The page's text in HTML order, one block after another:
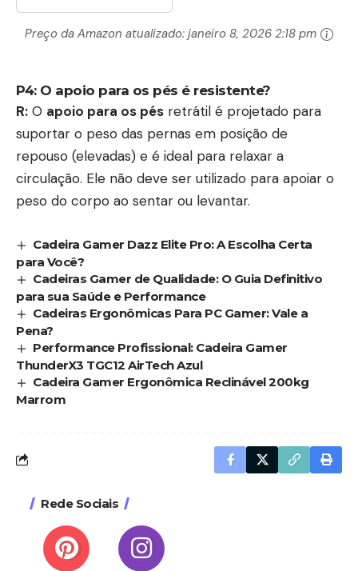
Preço da Amazon atualizado:janeiro 8, 2026 2:18 pm
P4: O apoio para os pés é resistente?
R: O apoio para os pés retrátil é projetado para
suportar o peso das pernas em posição de
repouso (elevadas) e é ideal para relaxar a
circulação. Ele não deve ser utilizado para apoiar o
peso do corpo ao sentar ou levantar.
Cadeira Gamer Dazz Elite Pro: A Escolha Certa
para Você?
Cadeiras Gamer de Qualidade: O Guia Definitivo
para sua Saúde e Performance
Cadeiras Ergonômicas Para PC Gamer: Vale a
Pena?
Performance Profissional: Cadeira Gamer
ThunderX3 TGC12 AirTech Azul
Cadeira Gamer Ergonômica Reclinável 200kg
Marrom
Rede Sociais